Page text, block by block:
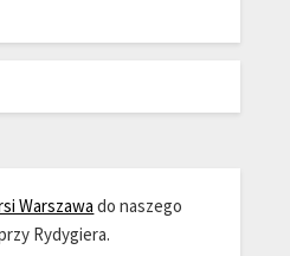
Warszawa do naszego
Rydygiera.